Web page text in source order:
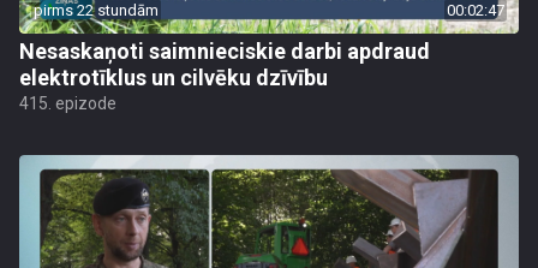
pirms 22 stundām 00:02:47
Nesaskaņoti saimnieciskie darbi apdraud
elektrotīklus un cilvēku dzīvību
415. epizode